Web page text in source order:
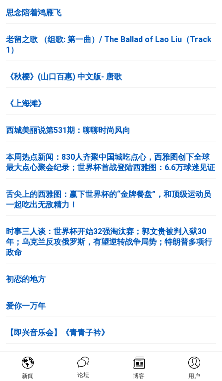
思念陪着鸿雁飞
老留之歌 （组歌: 第一曲）/ The Ballad of Lao Liu（Track
1）
《秋樱》(山口百惠) 中文版- 唐歌
《上海滩》
西城美丽说第531期：聊聊时尚风向
本周热点新闻：830人齐聚中国城吃点心，西雅图创下全球
最大点心聚会纪录；世界杯首战登陆西雅图：6.6万球迷见证
舌尖上的西雅图：赢下世界杯的“金牌餐盘”，和顶级运动员
一起吃出无敌精力！
时事三人谈：世界杯开始32强淘汰赛；郭文贵被判入狱30
年；乌克兰反攻俄罗斯，有望逆转战争局势；特朗普多项行
政命
初恋的地方
爱你一万年
【即兴音乐会】《青青子衿》
《C大调第三钢琴奏鸣曲》，作品2之3，第三乐章：谐谑曲
（快板）
新闻 论坛 博客 用户